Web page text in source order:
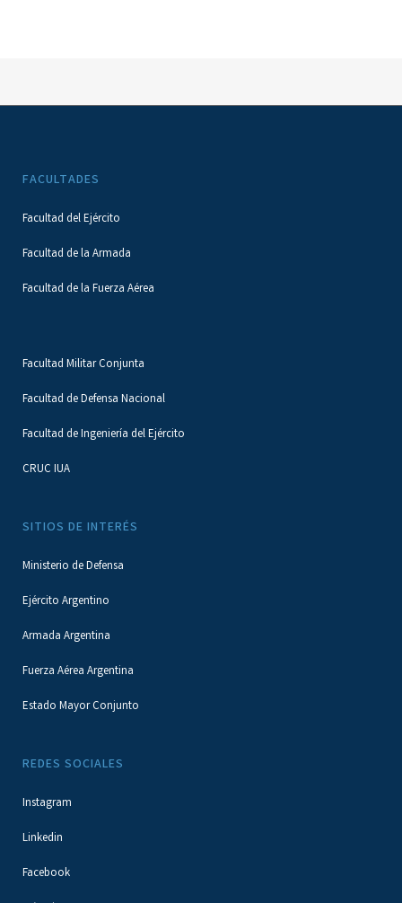
FACULTADES
Facultad del Ejército
Facultad de la Armada
Facultad de la Fuerza Aérea
Facultad Militar Conjunta
Facultad de Defensa Nacional
Facultad de Ingeniería del Ejército
CRUC IUA
SITIOS DE INTERÉS
Ministerio de Defensa
Ejército Argentino
Armada Argentina
Fuerza Aérea Argentina
Estado Mayor Conjunto
REDES SOCIALES
Instagram
Linkedin
Facebook